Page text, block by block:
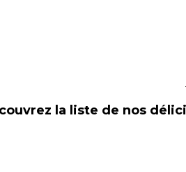
la liste de nos